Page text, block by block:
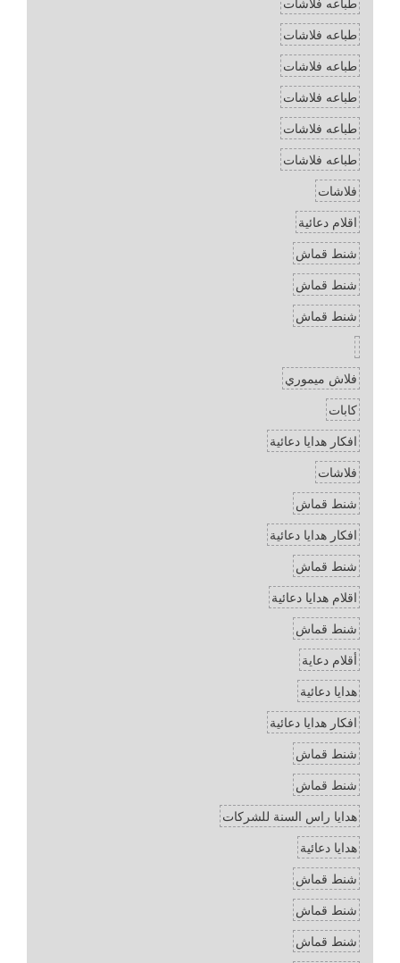
طباعه فلاشات
طباعه فلاشات
طباعه فلاشات
طباعه فلاشات
طباعه فلاشات
فلاشات
اقلام دعائية
شنط قماش
شنط قماش
شنط قماش
فلاش ميموري
كابات
افكار هدايا دعائية
فلاشات
شنط قماش
افكار هدايا دعائية
شنط قماش
اقلام هدايا دعائية
شنط قماش
أقلام دعاية
هدايا دعائية
افكار هدايا دعائية
شنط قماش
شنط قماش
هدايا راس السنة للشركات
هدايا دعائية
شنط قماش
شنط قماش
شنط قماش